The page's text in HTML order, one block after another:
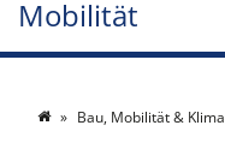
Mobilität
Bau, Mobilität & Klima